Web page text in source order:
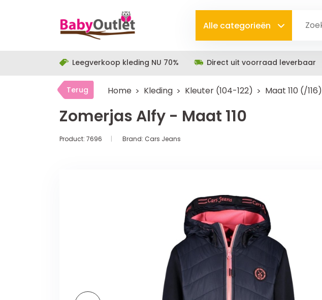
Alle categorieën
Leegverkoop kleding NU 70% Direct uit voorraad leverbaar
Terug Home Kleding Kleuter (104-122) Maat 110 (/116)
Zomerjas Alfy - Maat 110
Product: 7696 Brand: Cars Jeans